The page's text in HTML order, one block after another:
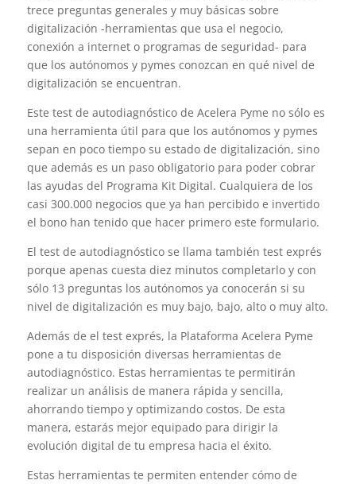
trece preguntas generales y muy básicas sobre
digitalización -herramientas que usa el negocio,
conexión a internet o programas de seguridad- para
que los autónomos y pymes conozcan en qué nivel de
digitalización se encuentran.
Este test de autodiagnóstico de Acelera Pyme no sólo es
una herramienta útil para que los autónomos y pymes
sepan en poco tiempo su estado de digitalización, sino
que además es un paso obligatorio para poder cobrar
las ayudas del Programa Kit Digital. Cualquiera de los
casi 300.000 negocios que ya han percibido e invertido
el bono han tenido que hacer primero este formulario.
El test de autodiagnóstico se llama también test exprés
porque apenas cuesta diez minutos completarlo y con
sólo 13 preguntas los autónomos ya conocerán si su
nivel de digitalización es muy bajo, bajo, alto o muy alto.
Además de el test exprés, la Plataforma Acelera Pyme
pone a tu disposición diversas herramientas de
autodiagnóstico. Estas herramientas te permitirán
realizar un análisis de manera rápida y sencilla,
ahorrando tiempo y optimizando costos. De esta
manera, estarás mejor equipado para dirigir la
evolución digital de tu empresa hacia el éxito.
Estas herramientas te permiten entender cómo de